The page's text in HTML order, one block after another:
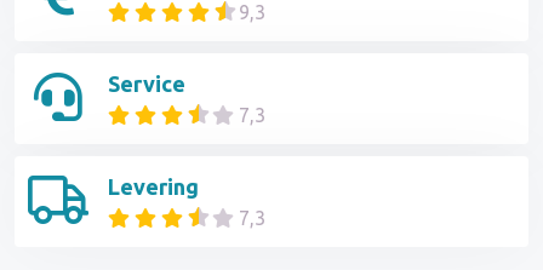
9,3
Service
7,3
Levering
7,3